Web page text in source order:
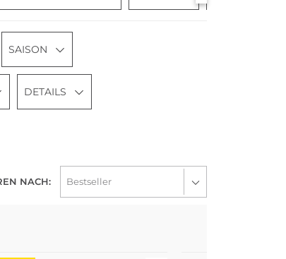
SAISON
DETAILS
NACH: